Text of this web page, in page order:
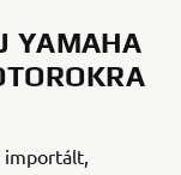
YAMAHA
importált,